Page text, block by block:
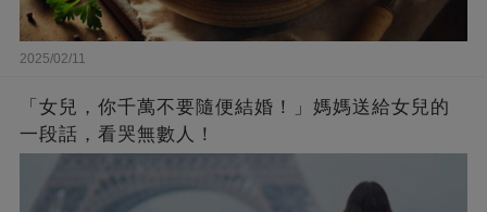
2025/02/11
「女兒，你千萬不要隨便結婚！」媽媽送給女兒的
一段話，看哭無數人！